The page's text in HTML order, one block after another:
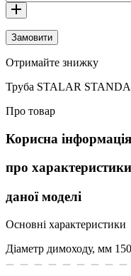
Замовити
Отримайте знижку
Труба STALAR
Про товар
Корисна інформація
про характеристики
даної моделі
Основні характеристики
Діаметр димоходу, мм 150